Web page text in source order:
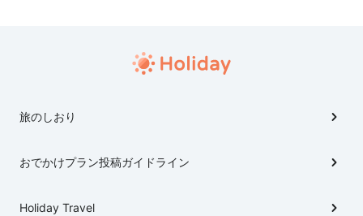
旅のしおり
おでかけプラン投稿ガイドライン
Holiday Travel